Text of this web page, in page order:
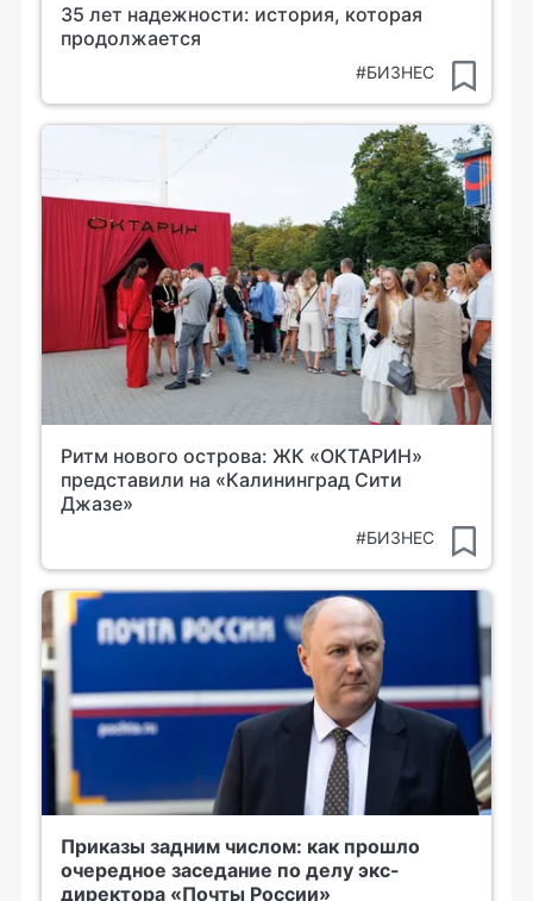
35 лет надежности: история, которая
продолжается
#БИЗНЕС
Ритм нового острова: ЖК «ОКТАРИН»
представили на «Калининград Сити
Джазе»
#БИЗНЕС
Приказы задним числом: как прошло
очередное заседание по делу экс-
директора «Почты России»